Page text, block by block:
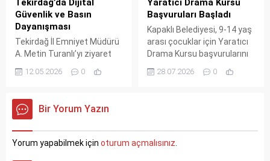
Tekirdağ’da Dijital
Güvenlik ve Basın
Dayanışması
Tekirdağ İl Emniyet Müdürü
A. Metin Turanlı’yı ziyaret
eden Tekirdağ Gazeteciler
Derneği, ildeki asayiş, trafik
masaya yatırdı. Görüşmede
özellikle gençleri hedef alan
radikalleşmeye karşı basın-
emniyet iş birliğinin önemi
12.05.2026 0
Yaratıcı Drama Kursu
Başvuruları Başladı
Kapaklı Belediyesi, 9-14 yaş
arası çocuklar için Yaratıcı
Drama Kursu başvurularını
başlattı. Pazartesi ve Salı
günleri Atatürk Kültür
Başvurular belediyenin web
28.07.2026 0
Bir Yorum Yazın
Yorum yapabilmek için oturum açmalısınız.